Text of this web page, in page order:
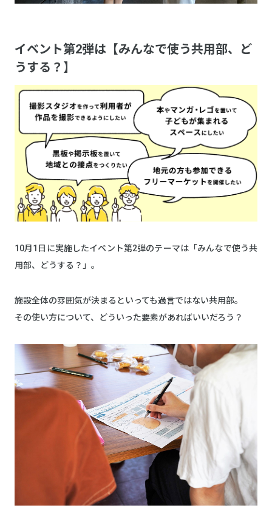
イベント第2弾は【みんなで使う共用部、ど
うする？】
10月1日に実施したイベント第2弾のテーマは「みんなで使う共
用部、どうする？」。
施設全体の雰囲気が決まるといっても過言ではない共用部。
その使い方について、どういった要素があればいいだろう？